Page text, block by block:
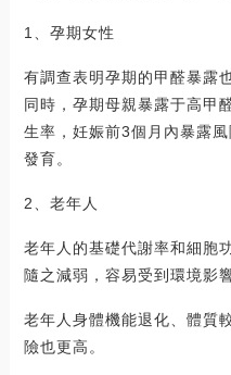
1、孕期女性
有調查表明孕期的甲醛暴露
同時，孕期母親暴露于高甲
生率，妊娠前3個月內暴露
發育。
2、老年人
老年人的基礎代謝率和細胞
隨之減弱，容易受到環境影
老年人身體機能退化、體質
險也更高。